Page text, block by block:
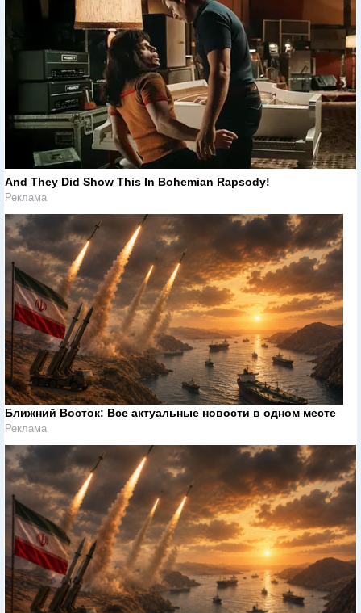
And They Did Show This In Bohemian Rapsody!
Реклама
Ближний Восток: Все актуальные новости в одном месте
Реклама